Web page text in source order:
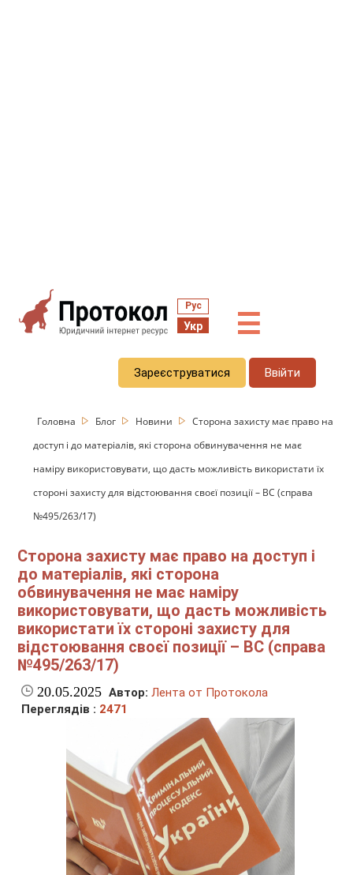
Рус
Укр ☰
Зареєструватися Ввійти
Головна Блог Новини
Сторона захисту має право на
доступ і до матеріалів, які сторона обвинувачення не має
наміру використовувати, що дасть можливість використати їх
стороні захисту для відстоювання своєї позиції – ВС (справа
№495/263/17)
Сторона захисту має право на доступ і
до матеріалів, які сторона
обвинувачення не має наміру
використовувати, що дасть можливість
використати їх стороні захисту для
відстоювання своєї позиції – ВС (справа
№495/263/17)
20.05.2025 Автор: Лента от Протокола
Переглядів : 2471